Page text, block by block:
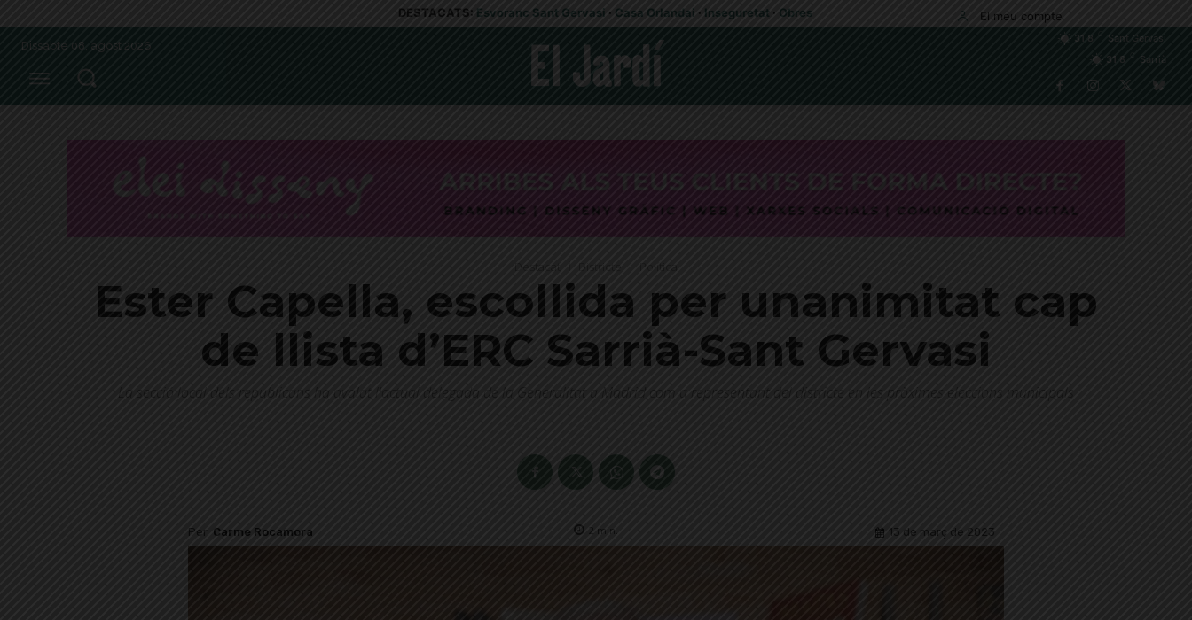
DESTACATS: Esvoranc Sant Gervasi · Casa Orlandai · Inseguretat · Obres El meu compte
Dissabte 08, agost 2026
31.8
Sant Gervasi
31.8
Sarrià
Destacat Política
Ester Capella, escollida per unanimitat cap
de llista d’ERC Sarrià-Sant Gervasi
La secció local dels republicans ha avalat l'actual delegada de la Generalitat a Madrid com a representant del districte en les pròximes eleccions municipals
Per Carme Rocamora 2 min. 13 de març de 2023